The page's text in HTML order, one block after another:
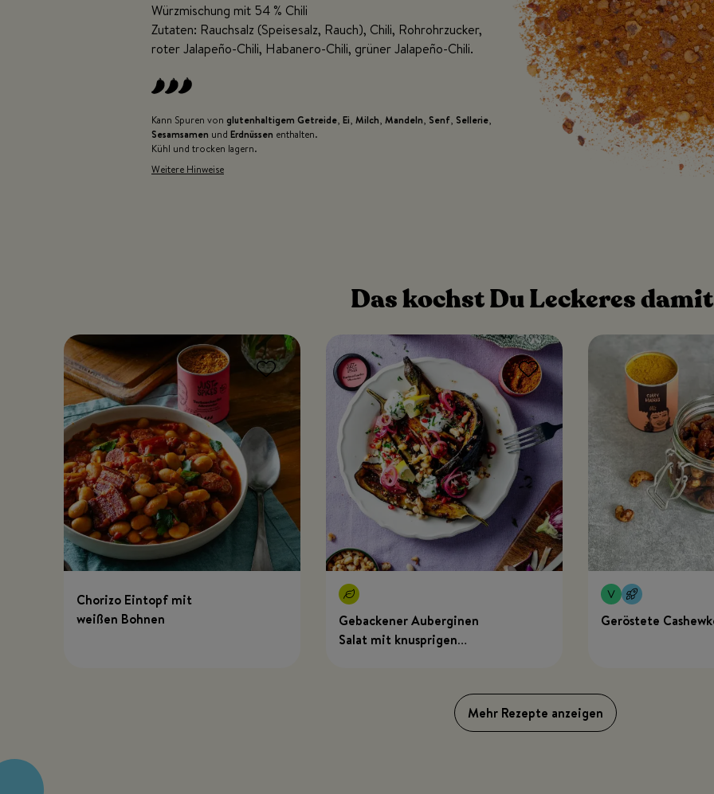
Würzmischung mit 54 % Chili
Zutaten: Rauchsalz (Speisesalz, Rauch), Chili, Rohrohrzucker,
roter Jalapeño-Chili, Habanero-Chili, grüner Jalapeño-Chili.
Kann Spuren von glutenhaltigem Getreide, Ei, Milch, Mandeln, Senf, Sellerie,
Sesamsamen und Erdnüssen enthalten.
Kühl und trocken lagern.
Weitere Hinweise
Das kochst Du Leckeres
Chorizo Eintopf mit
weißen Bohnen
Gebackener Auberginen
Salat mit knusprigen
Geröstete
Mehr Rezepte anzeigen